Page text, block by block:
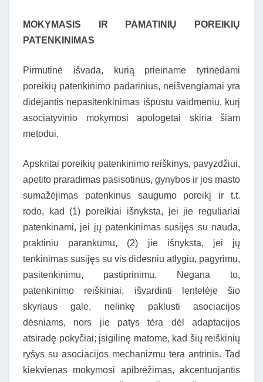
MOKYMASIS IR PAMATINIŲ POREIKIŲ
PATENKINIMAS
Pirmutinė išvada, kurią prieiname tyrinėdami
poreikių patenkinimo padarinius, neišvengiamai yra
didėjantis nepasitenkinimas išpūstu vaidmeniu, kurį
asociatyvinio mokymosi apologetai skiria šiam
metodui.
Apskritai poreikių patenkinimo reiškinys, pavyzdžiui,
apetito praradimas pasisotinus, gynybos ir jos masto
sumažėjimas patenkinus saugumo poreikį ir t.t.
rodo, kad (1) poreikiai išnyksta, jei jie reguliariai
patenkinami, jei jų patenkinimas susijęs su nauda,
praktiniu parankumu, (2) jie išnyksta, jei jų
tenkinimas susijęs su vis didesniu atlygiu, pagyrimu,
pasitenkinimu, pastiprinimu. Negana to,
patenkinimo reiškiniai, išvardinti lentelėje šio
skyriaus gale, nelinkę paklusti asociacijos
dėsniams, nors jie patys tėra dėl adaptacijos
atsiradę pokyčiai; įsigilinę matome, kad šių reiškinių
ryšys su asociacijos mechanizmu tėra antrinis. Tad
kiekvienas mokymosi apibrėžimas, akcentuojantis